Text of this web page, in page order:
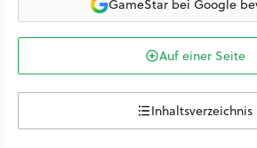
GameStar bei Google
Auf einer Seite
Inhaltsverzeichnis